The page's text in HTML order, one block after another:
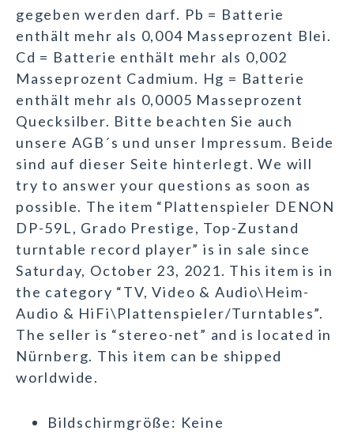
gegeben werden darf. Pb = Batterie
enthält mehr als 0,004 Masseprozent Blei.
Cd = Batterie enthält mehr als 0,002
Masseprozent Cadmium. Hg = Batterie
enthält mehr als 0,0005 Masseprozent
Quecksilber. Bitte beachten Sie auch
unsere AGB´s und unser Impressum. Beide
sind auf dieser Seite hinterlegt. We will
try to answer your questions as soon as
possible. The item “Plattenspieler DENON
DP-59L, Grado Prestige, Top-Zustand
turntable record player” is in sale since
Saturday, October 23, 2021. This item is in
the category “TV, Video & Audio\Heim-
Audio & HiFi\Plattenspieler/Turntables”.
The seller is “stereo-net” and is located in
Nürnberg. This item can be shipped
worldwide.
Bildschirmgröße: Keine